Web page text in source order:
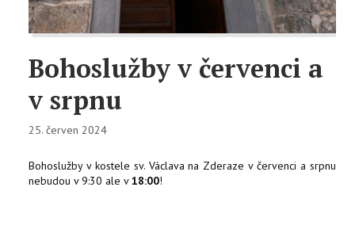
EN
Bohoslužby v červenci a
v srpnu
25. červen 2024
Bohoslužby v kostele sv. Václava na Zderaze v červenci a srpnu
nebudou v 9:30 ale v18:00!